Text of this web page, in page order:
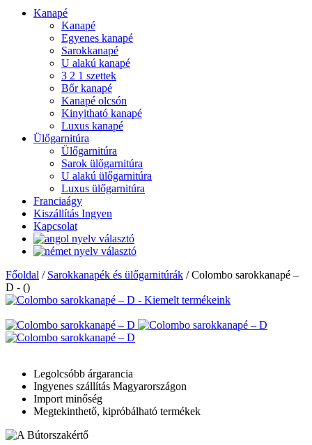
Kanapé
Kanapé
Egyenes kanapé
Sarokkanapé
U alakú kanapé
3 2 1 szettek
Bőr kanapé
Kanapé olcsón
Kinyitható kanapé
Luxus kanapé
Ülőgarnitúra
Ülőgarnitúra
Sarok ülőgarnitúra
U alakú ülőgarnitúra
Luxus ülőgarnitúra
Franciaágy
Kiszállítás Ingyen
Kapcsolat
Főoldal / Sarokkanapék és ülőgarnitúrák /Colombo sarokkanapé –
D - ()
Legolcsóbb árgarancia
Ingyenes szállítás Magyarországon
Import minőség
Megtekinthető, kipróbálható termékek